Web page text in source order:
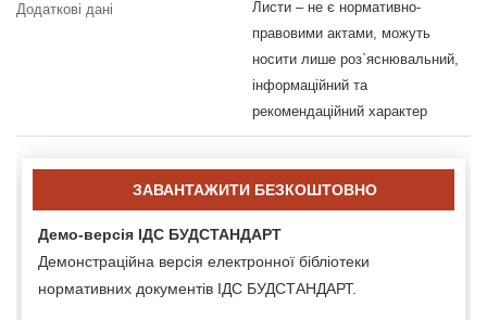
Додаткові дані
Листи – не є нормативно-
правовими актами, можуть
носити лише роз`яснювальний,
інформаційний та
рекомендаційний характер
ЗАВАНТАЖИТИ БЕЗКОШТОВНО
Демо-версія ІДС БУДСТАНДАРТ
Демонстраційна версія електронної бібліотеки
нормативних документів ІДС БУДСТАНДАРТ.